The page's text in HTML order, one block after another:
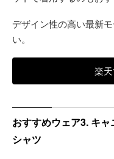
デザイン性の高い最新
い。
楽
おすすめウェア3. キ
シャツ